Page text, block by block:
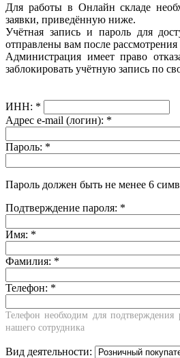
Для работы в Онлайн складе
заявки, приведённую ниже.
Учётная запись и пароль для
отправлены вам после
Администрация имеет право
заблокировать учётную запись по
ИНН: *
Адрес e-mail (логин): *
Пароль: *
Пароль должен быть не менее 6
Подтверждение пароля: *
Имя: *
Фамилия: *
Телефон: *
Телефон необходим для подтверждения
нашего сотрудника
Вид деятельности: